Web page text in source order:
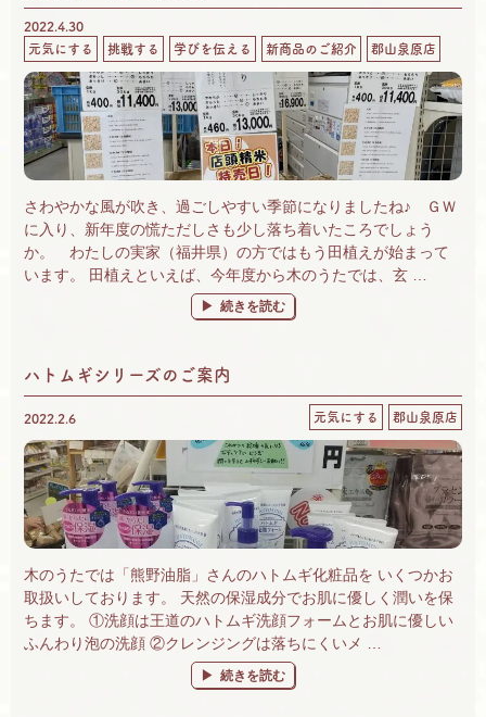
2022.4.30
元気にする
挑戦する 学びを伝える 新商品のご紹介 郡山泉原店
さわやかな風が吹き、過ごしやすい季節になりましたね♪ ＧＷ
に入り、新年度の慌ただしさも少し落ち着いたころでしょう
か。 わたしの実家（福井県）の方ではもう田植えが始まって
います。 田植えといえば、今年度から木のうたでは、玄 …
“店頭精米 始めました♪” の
続きを読む
ハトムギシリーズのご案内
2022.2.6 元気にする 郡山泉原店
木のうたでは「熊野油脂」さんのハトムギ化粧品を いくつかお
取扱いしております。 天然の保湿成分でお肌に優しく潤いを保
ちます。 ①洗顔は王道のハトムギ洗顔フォームとお肌に優しい
ふんわり泡の洗顔 ②クレンジングは落ちにくいメ …
“ハトムギシリーズのご案内” の
続きを読む